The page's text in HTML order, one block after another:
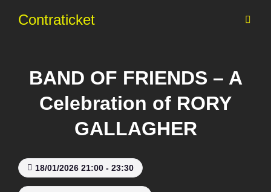
Contraticket
BAND OF FRIENDS – A
Celebration of RORY
GALLAGHER
18/01/2026 21:00 - 23:30